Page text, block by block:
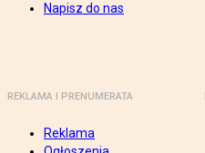
Napisz do nas
REKLAMA I PRENUMERATA
Reklama